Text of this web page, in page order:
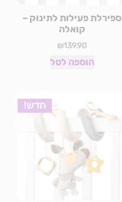
ספירלת פעילות לתינוק –
קואלה
₪139.90
הוספה לסל
חדש!